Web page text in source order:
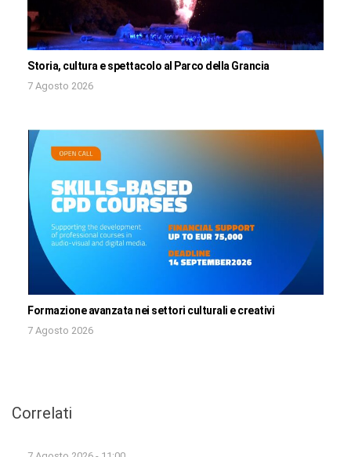
Storia, cultura e spettacolo al Parco della Grancia
7 Agosto 2026
Formazione avanzata nei settori culturali e creativi
7 Agosto 2026
Correlati